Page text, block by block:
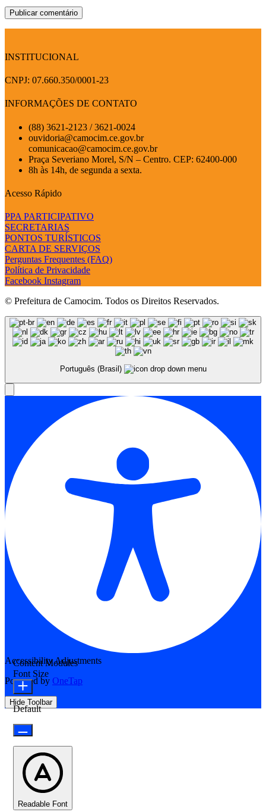
INSTITUCIONAL
CNPJ: 07.660.350/0001-23
INFORMAÇÕES DE CONTATO
(88) 3621-2123 / 3621-0024
ouvidoria@camocim.ce.gov.br
comunicacao@camocim.ce.gov.br
Praça Severiano Morel, S/N – Centro. CEP: 62400-000
8h às 14h, de segunda a sexta.
Acesso Rápido
PPA PARTICIPATIVO
SECRETARIAS
PONTOS TURÍSTICOS
CARTA DE SERVIÇOS
Perguntas Frequentes (FAQ)
Política de Privacidade
Facebook Instagram
© Prefeitura de Camocim. Todos os Direitos Reservados.
Português (Brasil)
Accessibility Adjustments
Powered by OneTap
Hide Toolbar
Content Modules
Font Size
Default
Readable Font